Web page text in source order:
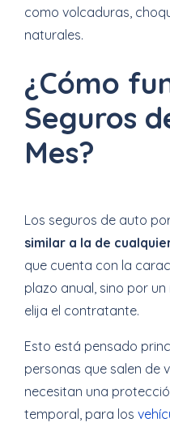
como volcaduras,
naturales.
¿Cómo
Seguros
Mes?
Los seguros de auto
similar a la de
que cuenta con la
plazo anual, sino por
elija el contratante.
Esto está pensado
personas que salen de
necesitan una
temporal, para los